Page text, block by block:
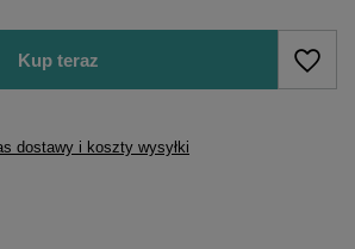
Kup teraz
dostawy i koszty wysyłki